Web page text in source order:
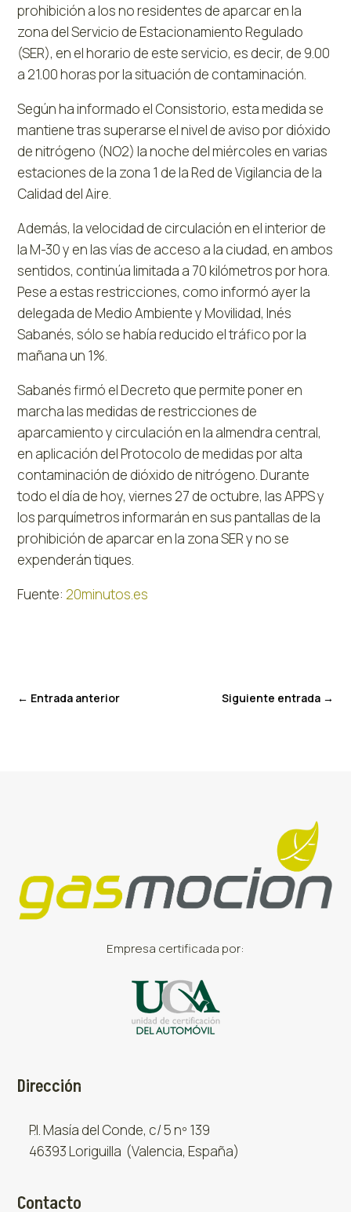
prohibición a los no residentes de aparcar en la
zona del Servicio de Estacionamiento Regulado
(SER), en el horario de este servicio, es decir, de 9.00
a 21.00 horas por la situación de contaminación.
Según ha informado el Consistorio, esta medida se
mantiene tras superarse el nivel de aviso por dióxido
de nitrógeno (NO2) la noche del miércoles en varias
estaciones de la zona 1 de la Red de Vigilancia de la
Calidad del Aire.
Además, la velocidad de circulación en el interior de
la M-30 y en las vías de acceso a la ciudad, en ambos
sentidos, continúa limitada a 70 kilómetros por hora.
Pese a estas restricciones, como informó ayer la
delegada de Medio Ambiente y Movilidad, Inés
Sabanés, sólo se había reducido el tráfico por la
mañana un 1%.
Sabanés firmó el Decreto que permite poner en
marcha las medidas de restricciones de
aparcamiento y circulación en la almendra central,
en aplicación del Protocolo de medidas por alta
contaminación de dióxido de nitrógeno. Durante
todo el día de hoy, viernes 27 de octubre, las APPS y
los parquímetros informarán en sus pantallas de la
prohibición de aparcar en la zona SER y no se
expenderán tiques.
Fuente:20minutos.es
← Entrada anterior Siguiente entrada→
Empresa certificada por:
Dirección
P.I. Masía del Conde, c/ 5 nº 139
46393 Loriguilla (Valencia, España)
Contacto